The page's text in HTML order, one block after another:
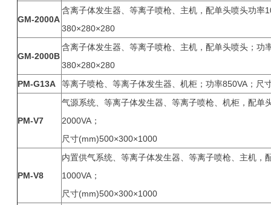
GM-2000A
含离子体发生器、等离子喷枪、主机，配单头喷头功率
380×280×280
GM-2000B
含离子体发生器、等离子喷枪、主机，配单头喷头；功
380×280×280
PM-G13A
等离子喷枪、等离子体发生器、机柜；功率850VA；尺
PM-V7
气源系统、等离子体发生器、等离子喷枪、机柜，配单
2000VA；
尺寸(mm)500×300×1000
PM-V8
内置供气系统、等离子体发生器、等离子喷枪、主机，
1000VA；
尺寸(mm)500×300×1000